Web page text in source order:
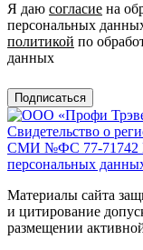
Я даю согласие на
персональных
политикой по
данных
Подписаться
Свидетельство о
СМИ №ФС 77-71742
персональных
Материалы сайта
и цитирование
размещении